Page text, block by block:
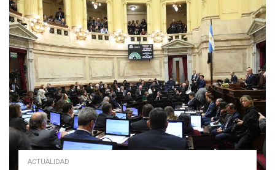
ACTUALIDAD